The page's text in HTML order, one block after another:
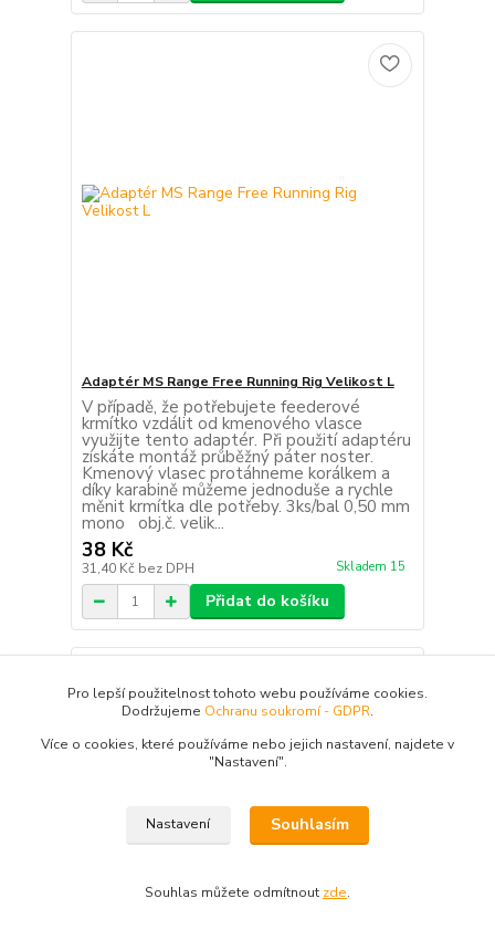
Adaptér MS Range Free Running Rig Velikost L
V případě, že potřebujete feederové
krmítko vzdálit od kmenového vlasce
využijte tento adaptér. Při použití adaptéru
získáte montáž průběžný páter noster.
Kmenový vlasec protáhneme korálkem a
díky karabině můžeme jednoduše a rychle
měnit krmítka dle potřeby. 3ks/bal 0,50 mm
mono obj.č. velik...
38 Kč
31,40 Kč bez DPH Skladem 15
Přidat do košíku
Pro lepší použitelnost tohoto webu používáme cookies.
Dodržujeme Ochranu soukromí - GDPR.
Více o cookies, které používáme nebo jejich nastavení, najdete v
"Nastavení".
Nastavení Souhlasím
Souhlas můžete odmítnout zde.